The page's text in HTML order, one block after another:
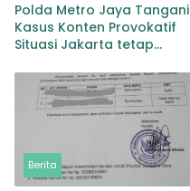
Polda Metro Jaya Tangani
Kasus Konten Provokatif
Situasi Jakarta tetap
Berita